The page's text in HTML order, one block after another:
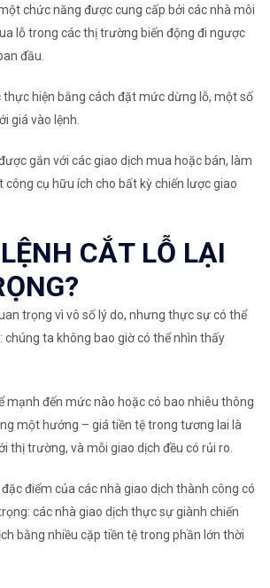
chức năng được cung cấp bởi các nhà môi
lỗ trong các thị trường biến động đi ngược
đầu.
hiện bằng cách đặt mức dừng lỗ, một số
giá vào lệnh.
gắn với các giao dịch mua hoặc bán, làm
cụ hữu ích cho bất kỳ chiến lược giao
CẮT LỖ LẠI
trọng vì vô số lý do, nhưng thực sự có thể
chúng ta không bao giờ có thể nhìn thấy
mạnh đến mức nào hoặc có bao nhiêu thông
một hướng – giá tiền tệ trong tương lai là
thị trường, và mỗi giao dịch đều có rủi ro.
điểm của các nhà giao dịch thành công có
các nhà giao dịch thực sự giành chiến
bằng nhiều cặp tiền tệ trong phần lớn thời